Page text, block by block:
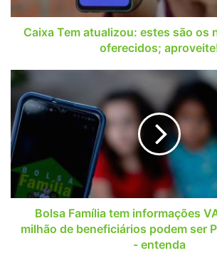
oferecidos;
aproveite!
Caixa Tem atualizou: estes são os
oferecidos;
Família
tem
informações
VAZADAS
e
1,1
milhão
de
beneficiários
podem
Bolsa Família tem informações
milhão de beneficiários podem ser
- entenda